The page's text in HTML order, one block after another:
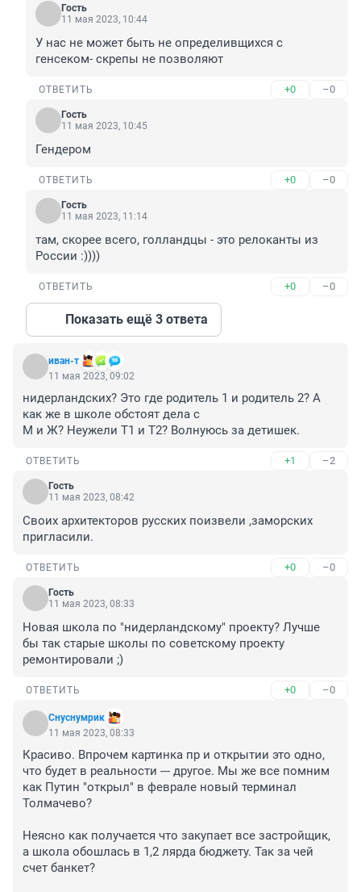
Гость
11 мая 2023, 10:44
У нас не может быть не определивщихся с
генсеком- скрепы не позволяют
ОТВЕТИТЬ +0 –0
Гость
11 мая 2023, 10:45
Гендером
ОТВЕТИТЬ +0 –0
Гость
11 мая 2023, 11:14
там, скорее всего, голландцы - это релоканты из
России :))))
ОТВЕТИТЬ +0 –0
Показать ещё 3 ответа
иван-т
11 мая 2023, 09:02
нидерландских? Это где родитель 1 и родитель 2? А
как же в школе обстоят дела с
М и Ж? Неужели Т1 и Т2? Волнуюсь за детишек.
ОТВЕТИТЬ +1 –2
Гость
11 мая 2023, 08:42
Своих архитекторов русских поизвели ,заморских
пригласили.
ОТВЕТИТЬ +0 –0
Гость
11 мая 2023, 08:33
Новая школа по "нидерландскому" проекту? Лучше
бы так старые школы по советскому проекту
ремонтировали ;)
ОТВЕТИТЬ +0 –0
Снуснумрик
11 мая 2023, 08:33
Красиво. Впрочем картинка пр и открытии это одно,
что будет в реальности --- другое. Мы же все помним
как Путин "открыл" в феврале новый терминал
Толмачево?
Неясно как получается что закупает все застройщик,
а школа обошлась в 1,2 лярда бюджету. Так за чей
счет банкет?